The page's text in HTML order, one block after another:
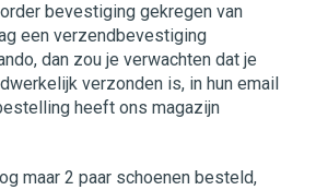
bevestiging gekregen van
een verzendbevestiging
dan zou je verwachten dat je
verzonden is, in hun email
heeft ons magazijn
maar 2 paar schoenen besteld,